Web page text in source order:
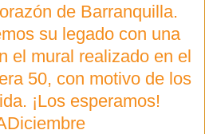
de Barranquilla.
su legado con una
el mural realizado en el
50, con motivo de los
¡Los esperamos!